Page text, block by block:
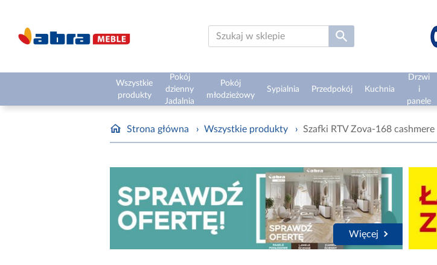
Wszystkie
produkty
Pokój
dzienny
Jadalnia
Pokój
młodzieżowy
Sypialnia Przedpokój Kuchnia
Drzwi
i
panele
Strona główna › Wszystkie produkty › Szafki RTV Zova-168 cashmere
Więcej